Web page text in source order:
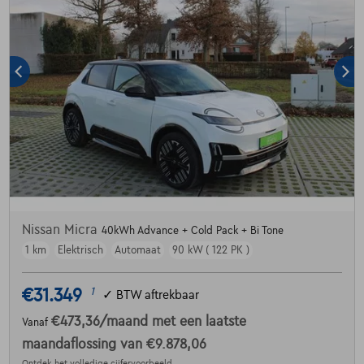
Nissan Micra 40kWh Advance + Cold Pack + Bi Tone
1 km
Elektrisch Automaat 90 kW ( 122 PK )
€31.349 1 ✓ BTW aftrekbaar
Vanaf €473,36/maand met een laatste
maandaflossing van €9.878,06